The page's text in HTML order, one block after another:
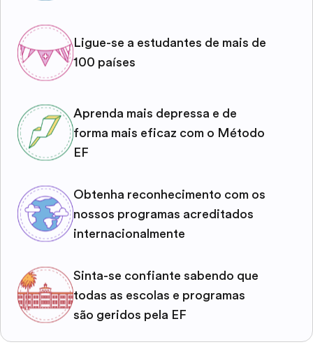
Ligue-se a estudantes de mais de
100 países
Aprenda mais depressa e de
forma mais eficaz com o Método
EF
Obtenha reconhecimento com os
nossos programas acreditados
internacionalmente
Sinta-se confiante sabendo que
todas as escolas e programas
são geridos pela EF